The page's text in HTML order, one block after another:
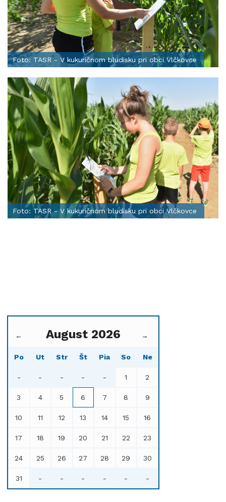
Foto: TASR - V kukuričnom bludisku pri obci Vlčkovce
Foto: TASR - V kukuričnom bludisku pri obci Vlčkovce
← August 2026 →
Po Ut Str Št Pia So Ne
- - - - - 1 2
3 4 5 6 7 8 9
10 11 12 13 14 15 16
17 18 19 20 21 22 23
24 25 26 27 28 29 30
31 - - - - - -